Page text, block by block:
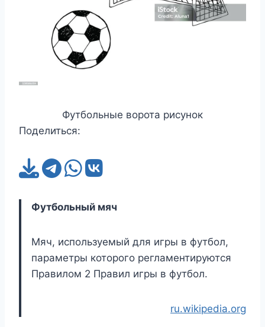
Футбольные ворота рисунок
Поделиться:
Футбольный мяч
Мяч, используемый для игры в футбол,
параметры которого регламентируются
Правилом 2 Правил игры в футбол.
ru.wikipedia.org